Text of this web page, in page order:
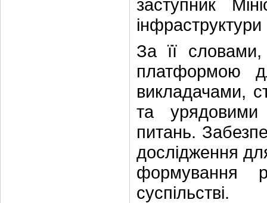
заступник
За її словами,
платформою
викладачами,
та урядовими
питань.
дослідження
формування
суспільстві.